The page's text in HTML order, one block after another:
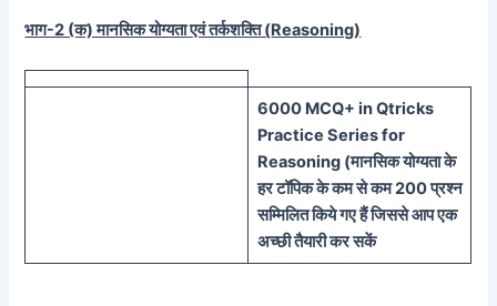
भाग-2 (क) मानसिक योग्यता एवं तर्कशक्ति (Reasoning)
6000 MCQ+ inQtricks
Practice Seriesfor
Reasoning (मानसिकयोग्यता के
हर टॉपिक के कम से कम 200 प्रश्न
सम्मिलित किये गए हैं जिससे आप एक
अच्छी तैयारी कर सकें